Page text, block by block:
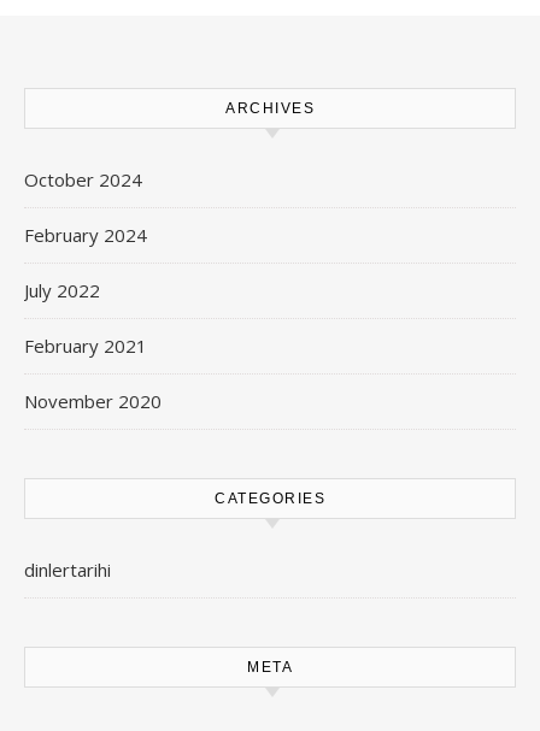
ARCHIVES
October 2024
February 2024
July 2022
February 2021
November 2020
CATEGORIES
dinlertarihi
META